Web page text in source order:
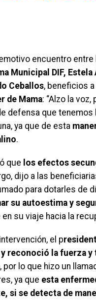
encuentro
Municipal DIF,
Ceballos, beneficios
de Mama: “Alzo la
defensa que
ya que de esta
.
que los efectos
dijo a las
para dotarles de
su autoestima y
su viaje hacia la
el p
reconoció la fuerza y
, por lo que hizo un
ya que esta
si se detecta de